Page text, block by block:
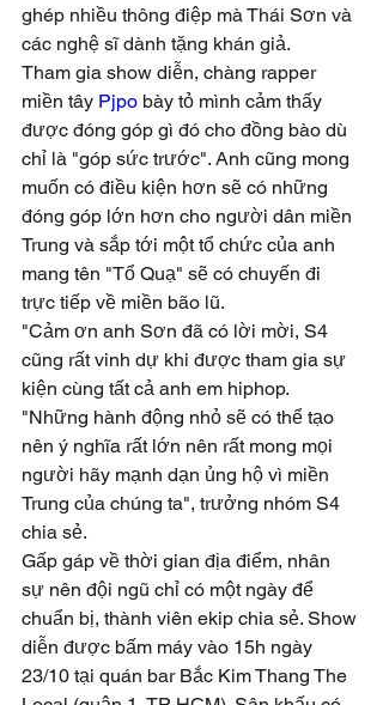
ghép nhiều thông điệp mà Thái Sơn và
các nghệ sĩ dành tặng khán giả.
Tham gia show diễn, chàng rapper
miền tây Pjpo bày tỏ mình cảm thấy
được đóng góp gì đó cho đồng bào dù
chỉ là "góp sức trước". Anh cũng mong
muốn có điều kiện hơn sẽ có những
đóng góp lớn hơn cho người dân miền
Trung và sắp tới một tổ chức của anh
mang tên "Tổ Quạ" sẽ có chuyến đi
trực tiếp về miền bão lũ.
"Cảm ơn anh Sơn đã có lời mời, S4
cũng rất vinh dự khi được tham gia sự
kiện cùng tất cả anh em hiphop.
"Những hành động nhỏ sẽ có thể tạo
nên ý nghĩa rất lớn nên rất mong mọi
người hãy mạnh dạn ủng hộ vì miền
Trung của chúng ta", trưởng nhóm S4
chia sẻ.
Gấp gáp về thời gian địa điểm, nhân
sự nên đội ngũ chỉ có một ngày để
chuẩn bị, thành viên ekip chia sẻ. Show
diễn được bấm máy vào 15h ngày
23/10 tại quán bar Bắc Kim Thang The